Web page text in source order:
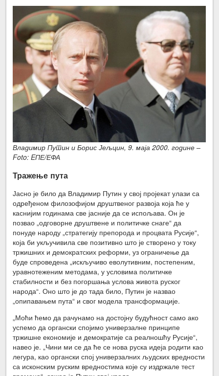
Владимир Путин и Борис Јељцин, 9. маја 2000. године –
Foto: EПЕ/ЕФА
Тражење пута
Јасно је било да Владимир Путин у свој пројекат улази са
одређеном филозофијом друштвеног развоја која ће у
каснијим годинама све јасније да се испољава. Он је
позвао „одговорне друштвене и политичке снаге“ да
понуде народу „стратегију препорода и процвата Русије“,
која би укључивила све позитивно што је створено у току
тржишних и демократских реформи, уз ограничење да
буде спроведена „искључиво еволутивним, постепеним,
уравнотеженим методама, у условима политичке
стабилности и без погоршања услова живота руског
народа“. Оно што је до тада било, Путин је назвао
„опипавањем пута“ и свог модела трансформације.
„Моћи ћемо да рачунамо на достојну будућност само ако
успемо да органски спојимо универзалне принципе
тржишне економије и демократије са реалношћу Русије“,
навео је. „Чини ми се да ће се нова руска идеја родити као
легура, као органски спој универзалних људских вредности
са исконским руским вредностима које су издржале тест